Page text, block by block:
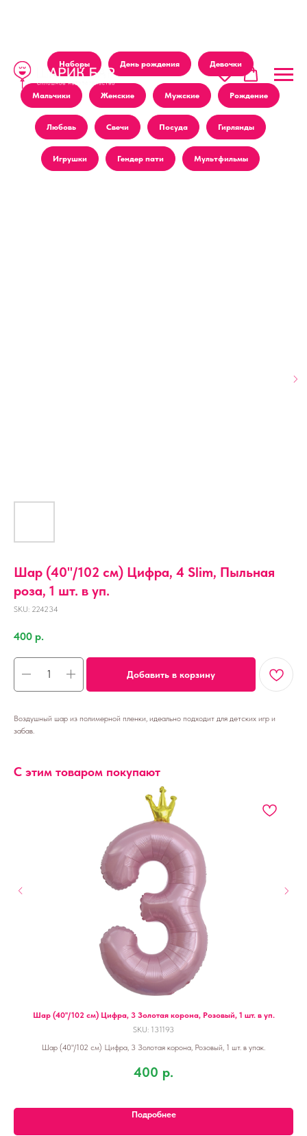
Наборы День рождения Девочки
Мальчики Женские Мужские Рождение
Любовь Свечи Посуда Гирлянды
Игрушки Гендер пати Мультфильмы
Шар (40''/102 см) Цифра, 4 Slim, Пыльная
роза, 1 шт. в уп.
SKU: 224234
400 р.
Добавить в корзину
Воздушный шар из полимерной пленки, идеально подходит для детских игр и
забав.
С этим товаром покупают
Шар (40''/102 см) Цифра, 3 Золотая корона, Розовый, 1 шт. в уп.
SKU: 131193
Шар (40''/102 см) Цифра, 3 Золотая корона, Розовый, 1 шт. в упак.
400 р.
Подробнее